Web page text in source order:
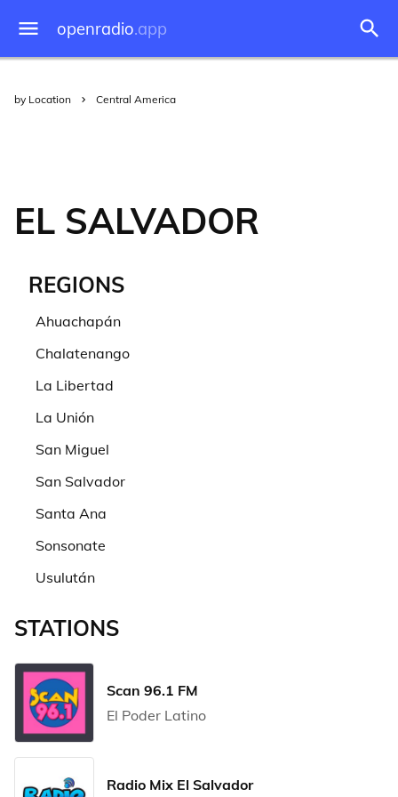
openradio.app
by Location Central America
EL SALVADOR
REGIONS
Ahuachapán
Chalatenango
La Libertad
La Unión
San Miguel
San Salvador
Santa Ana
Sonsonate
Usulután
STATIONS
Scan 96.1 FM
El Poder Latino
Radio Mix El Salvador